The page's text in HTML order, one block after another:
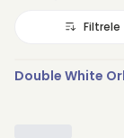
Filtrele
Double White